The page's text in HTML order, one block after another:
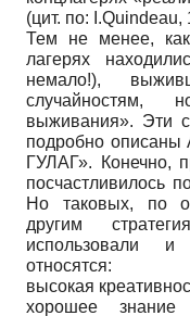
(цит. по: I.Quindeau,
Тем не менее,
лагерях
немало!),
случайностям,
выживания». Эти
подробно
ГУЛАГ». Конечно,
посчастливилось
Но таковых, по
другим
использовали и
относятся:
высокая
хорошее знание